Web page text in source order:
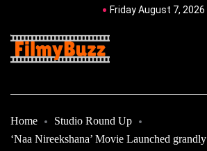
Friday August 7, 2026
Home
Studio Round Up
‘Naa Nireekshana’ Movie Launched grandly